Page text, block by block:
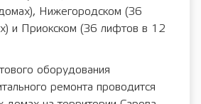
Нижегородском (36
и Приокском (36 лифтов в 12
оборудования
ремонта проводится